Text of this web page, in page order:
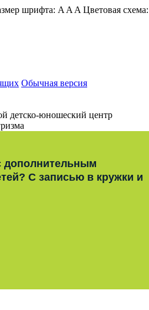
шрифта: A A A Цветовая
Обычная версия
детско-юношеский центр
дополнительным
С записью в кружки и